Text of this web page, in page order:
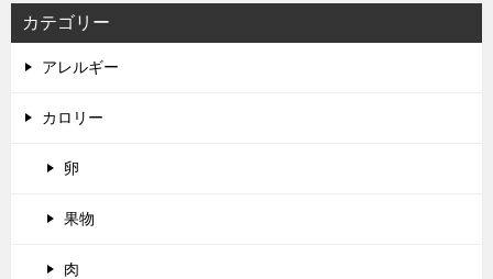
カテゴリー
アレルギー
カロリー
卵
果物
肉